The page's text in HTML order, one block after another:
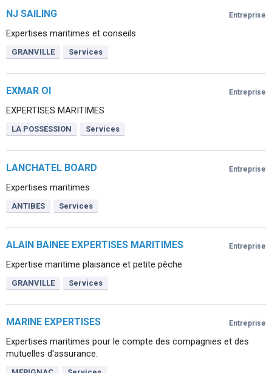
Entreprise
NJ SAILING
Expertises maritimes et conseils
GRANVILLE Services
Entreprise
EXMAR OI
EXPERTISES MARITIMES
LA POSSESSION Services
Entreprise
LANCHATEL BOARD
Expertises maritimes
ANTIBES Services
Entreprise
ALAIN BAINEE EXPERTISES MARITIMES
Expertise maritime plaisance et petite pêche
GRANVILLE Services
Entreprise
MARINE EXPERTISES
Expertises maritimes pour le compte des compagnies et des
mutuelles d'assurance.